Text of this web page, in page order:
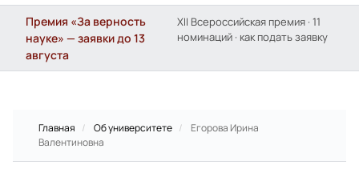
Премия «За верность
науке» — заявки до 13
августа
XII Всероссийская премия · 11
номинаций · как подать заявку
Главная / Об университете /
Егорова Ирина
Валентиновна